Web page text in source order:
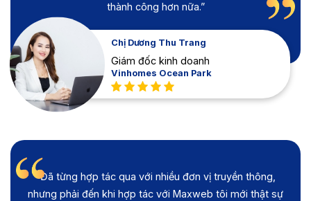
thành công hơn nữa.”
Chị Dương Thu Trang
Giám đốc kinh doanh
Vinhomes Ocean Park
“Đã từng hợp tác qua với nhiều đơn vị truyền thông,
nhưng phải đến khi hợp tác với Maxweb tôi mới thật sự